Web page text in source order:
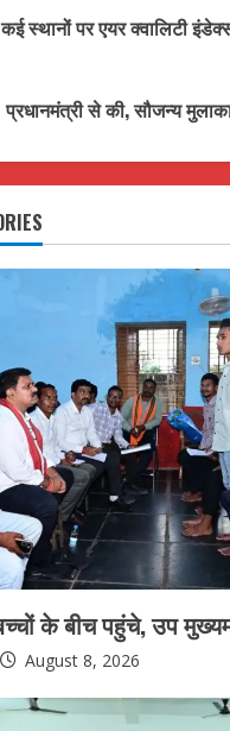
स्थानों पर एयर क्वालिटी
प्रधानमंत्री से की, सौजन्य
के बीच पहुंचे, उप
August 8, 2026